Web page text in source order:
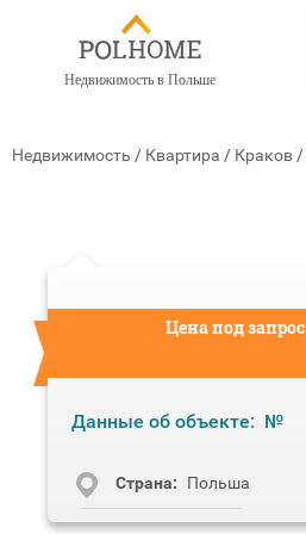
Недвижимость в Польше
Недвижимость / Квартира / Краков /
Цена под запрос
Данные об объекте: №
Cтрана: Польша